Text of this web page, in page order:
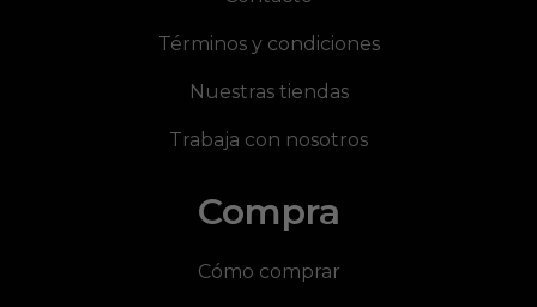
Términos y condiciones
Nuestras tiendas
Trabaja con nosotros
Compra
Cómo comprar